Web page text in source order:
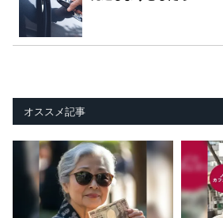
オススメ記事